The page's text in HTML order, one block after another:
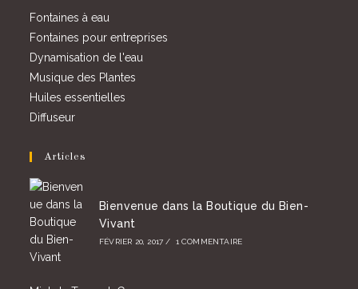
nouvel
onglet
nouvel
onglet
onglet
Fontaines à eau
Fontaines pour entreprises
Dynamisation de l'eau
Musique des Plantes
Huiles essentielles
Diffuseur
Articles
Bienvenue dans la Boutique du Bien-
Vivant
FÉVRIER 20, 2017 / 1 COMMENTAIRE